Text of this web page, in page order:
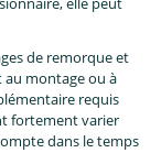
de remorque et
au montage ou à
requis
fortement varier
dans le temps